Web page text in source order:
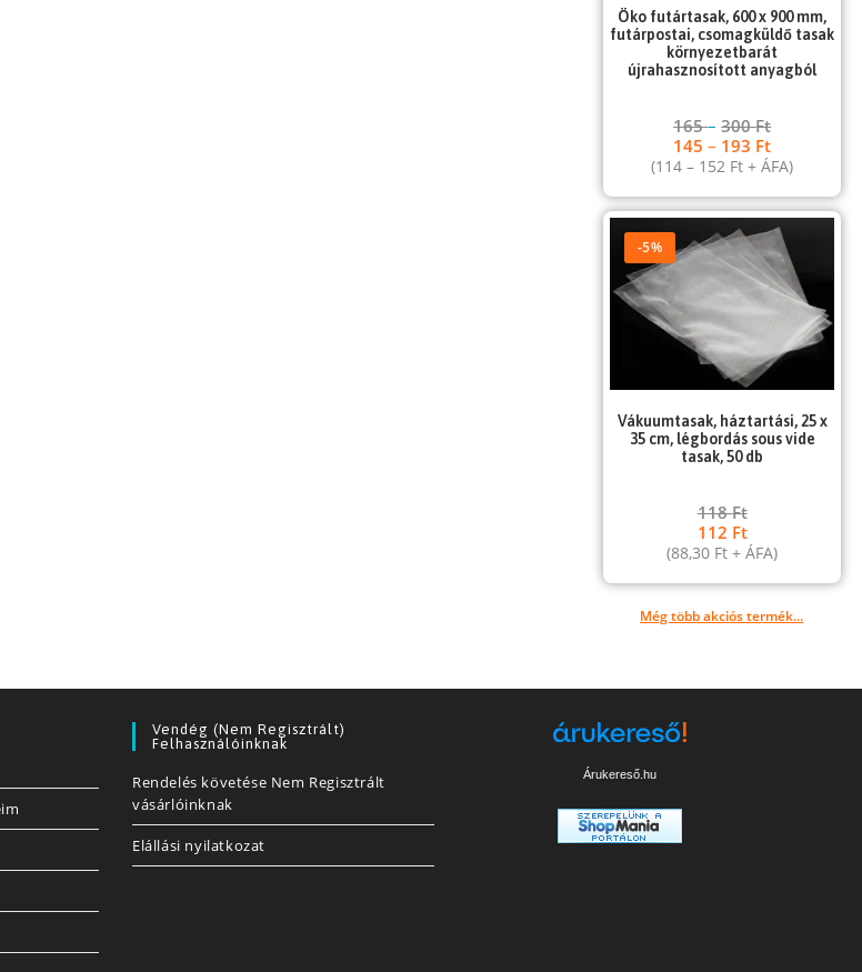
Öko futártasak, 600 x 900 mm,
futárpostai, csomagküldő tasak
környezetbarát
újrahasznosított anyagból
165–300Ft
145– 193 Ft
(114– 152 Ft + ÁFA)
-5%
Vákuumtasak, háztartási, 25 x
35 cm, légbordás sous vide
tasak, 50 db
118Ft
112 Ft
(88,30 Ft + ÁFA)
Még több akciós termék...
Vendég (nem Regisztrált)
Felhasználóinknak
Rendelés követése Nem Regisztrált
vásárlóinknak
Elállási nyilatkozat
Árukereső.hu